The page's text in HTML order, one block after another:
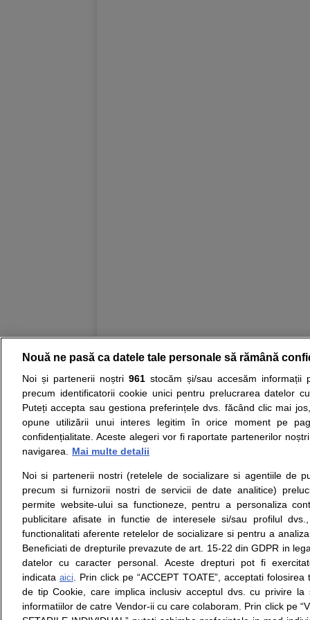
Resurse: Autoevaluare simptome
Opiniile avizate ale medicilor, sfaturile si orice alte
nici diagnosticul stabilit in urma investigatiilor si
ii punem la dispozitie pentru programare in
Despre noi
Despre noi
Contact
Intrebari frecvente
Consultanti
medicali
Legal
Termeni si conditii
Politica de
confidentialitate
Politica de cookie
Modifica Setarile Cookie
© Copyright © 2005 - 2026
Nouă ne pasă ca datele tale personale să rămână
Noi și partenerii noștri 961stocăm și/sau accesăm informații
precum identificatorii cookie unici pentru prelucrarea datelor
Puteți accepta sau gestiona preferințele dvs. făcând clic mai
opune utilizării unui interes legitim în orice moment pe
confidențialitate. Aceste alegeri vor fi raportate partenerilor
navigarea.
Mai multe detalii
Noi si partenerii nostri (retelele de socializare si agentiile de
precum si furnizorii nostri de servicii de date analitice)
permite website-ului sa functioneze, pentru a personaliza
publicitare afisate in functie de interesele si/sau profilul
functionalitati aferente retelelor de socializare si pentru a
Beneficiati de drepturile prevazute de art. 15-22 din GDPR in
datelor cu caracter personal. Aceste drepturi pot fi
indicata aici. Prin click pe “ACCEPT TOATE”, acceptati folosirea
de tip Cookie, care implica inclusiv acceptul dvs. cu privire la
informatiilor de catre Vendor-ii cu care colaboram. Prin click pe